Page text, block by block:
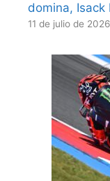
domina, Isack
11 de julio de 2026